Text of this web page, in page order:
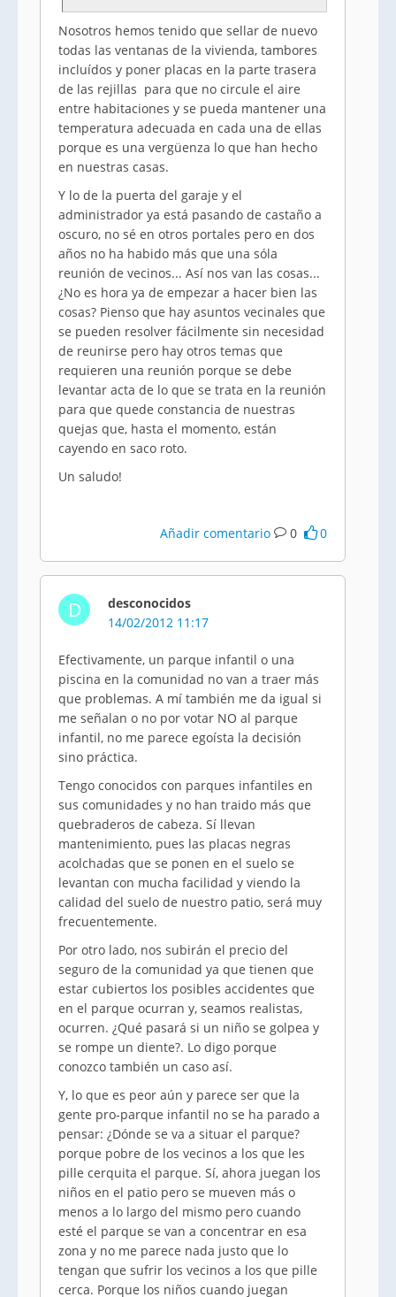
Nosotros hemos tenido que sellar de nuevo
todas las ventanas de la vivienda, tambores
incluídos y poner placas en la parte trasera
de las rejillas para que no circule el aire
entre habitaciones y se pueda mantener una
temperatura adecuada en cada una de ellas
porque es una vergüenza lo que han hecho
en nuestras casas.
Y lo de la puerta del garaje y el
administrador ya está pasando de castaño a
oscuro, no sé en otros portales pero en dos
años no ha habido más que una sóla
reunión de vecinos... Así nos van las cosas...
¿No es hora ya de empezar a hacer bien las
cosas? Pienso que hay asuntos vecinales que
se pueden resolver fácilmente sin necesidad
de reunirse pero hay otros temas que
requieren una reunión porque se debe
levantar acta de lo que se trata en la reunión
para que quede constancia de nuestras
quejas que, hasta el momento, están
cayendo en saco roto.
Un saludo!
Añadir comentario 0 0
D
desconocidos
14/02/2012 11:17
Efectivamente, un parque infantil o una
piscina en la comunidad no van a traer más
que problemas. A mí también me da igual si
me señalan o no por votar NO al parque
infantil, no me parece egoísta la decisión
sino práctica.
Tengo conocidos con parques infantiles en
sus comunidades y no han traido más que
quebraderos de cabeza. Sí llevan
mantenimiento, pues las placas negras
acolchadas que se ponen en el suelo se
levantan con mucha facilidad y viendo la
calidad del suelo de nuestro patio, será muy
frecuentemente.
Por otro lado, nos subirán el precio del
seguro de la comunidad ya que tienen que
estar cubiertos los posibles accidentes que
en el parque ocurran y, seamos realistas,
ocurren. ¿Qué pasará si un niño se golpea y
se rompe un diente?. Lo digo porque
conozco también un caso así.
Y, lo que es peor aún y parece ser que la
gente pro-parque infantil no se ha parado a
pensar: ¿Dónde se va a situar el parque?
porque pobre de los vecinos a los que les
pille cerquita el parque. Sí, ahora juegan los
niños en el patio pero se mueven más o
menos a lo largo del mismo pero cuando
esté el parque se van a concentrar en esa
zona y no me parece nada justo que lo
tengan que sufrir los vecinos a los que pille
cerca. Porque los niños cuando juegan